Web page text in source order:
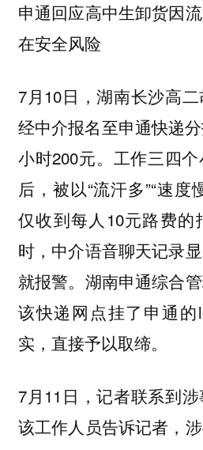
申通回应高中生卸货因
在安全风险
7月10日，湖南长沙高
经中介报名至申通快递
小时200元。工作三四
后，被以“流汗多”“速度
仅收到每人10元路费的
时，中介语音聊天记录
就报警。湖南申通综合
该快递网点挂了申通的
实，直接予以取缔。
7月11日，记者联系到涉
该工作人员告诉记者，